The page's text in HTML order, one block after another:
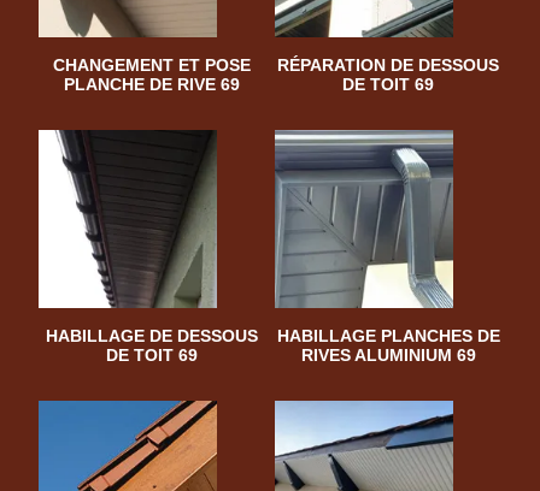
CHANGEMENT ET POSE
PLANCHE DE RIVE 69
RÉPARATION DE DESSOUS
DE TOIT 69
HABILLAGE DE DESSOUS
DE TOIT 69
HABILLAGE PLANCHES DE
RIVES ALUMINIUM 69